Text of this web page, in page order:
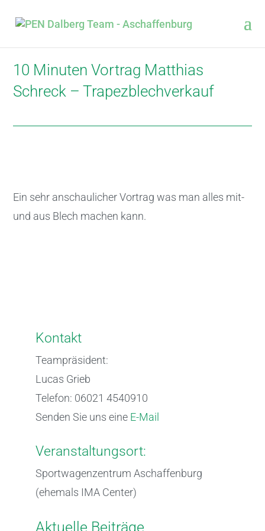
10 Minuten Vortrag Matthias
Schreck – Trapezblechverkauf
Ein sehr anschaulicher Vortrag was man alles mit-
und aus Blech machen kann.
Kontakt
Teampräsident:
Lucas Grieb
Telefon: 06021 4540910
Senden Sie uns eine E-Mail
Veranstaltungsort:
Sportwagenzentrum Aschaffenburg
(ehemals IMA Center)
Aktuelle Beiträge